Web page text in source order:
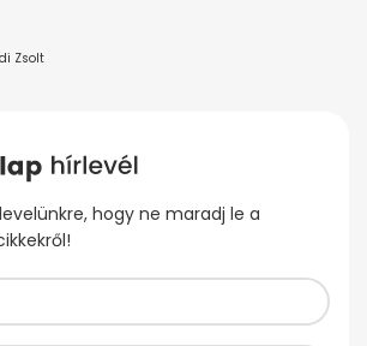
Zsolt
hogy ne maradj le a